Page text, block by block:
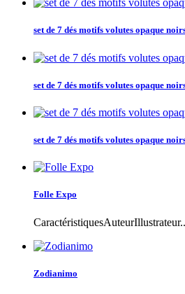
set de 7 dés motifs volutes opaque
set de 7 dés motifs volutes opaque
set de 7 dés motifs volutes opaque
Folle Expo
Zodianimo